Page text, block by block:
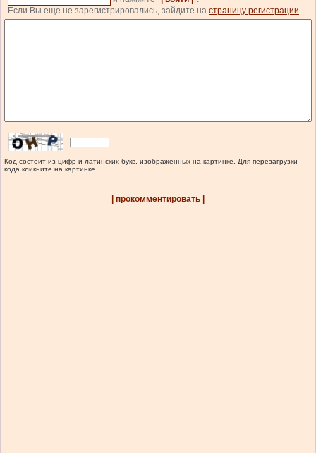
Если Вы еще не зарегистрировались, зайдите на страницу регистрации.
Код состоит из цифр и латинских букв, изображенных на картинке. Для перезагрузки
кода кликните на картинке.
| прокомментировать |